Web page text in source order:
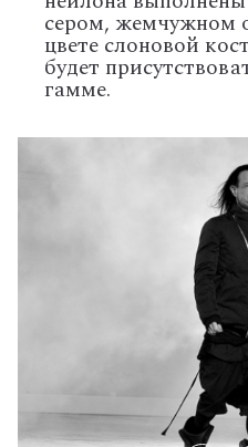
сером, жемчужном
цвете слоновой
будет
гамме.